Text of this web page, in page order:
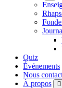
Quiz
Événements
Nous
À propos